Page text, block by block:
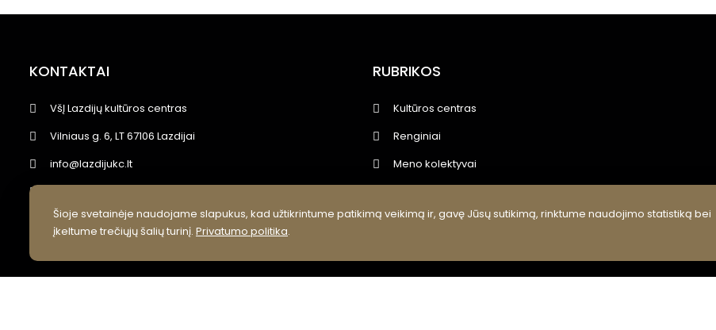
KONTAKTAI
VšĮ Lazdijų kultūros centras
Vilniaus g. 6, LT 67106 Lazdijai
info@lazdijukc.lt
Facebook
RUBRIKOS
Kultūros centras
Renginiai
Meno kolektyvai
Projektai
Šioje svetainėje naudojame slapukus, kad užtikrintume patikimą veikimą ir, gavę Jūsų sutikimą, rinktume naudojimo statistiką bei
įkeltume trečiųjų šalių turinį. Privatumo politika.